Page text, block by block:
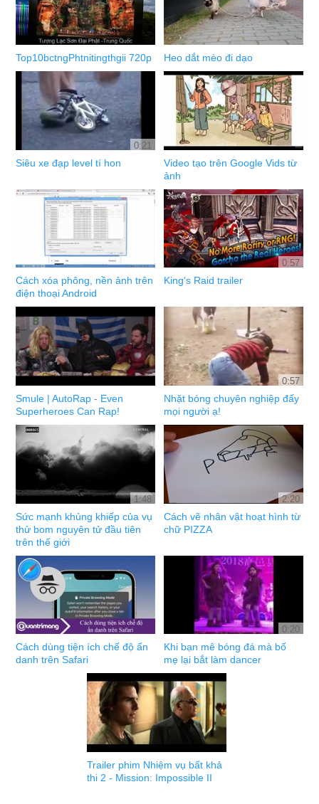
Top10bctngPhtnitingthgii 720p Heo dắt mèo đi dạo
0:21
Siêu xe đạp level tí hon
Video tạo trên Google Vids từ
ảnh
Cách xóa phông, nền ảnh trên
điện thoại Android
0:57
King's Raid trailer
Smule | AutoRap - Even
Superheroes Can Rap!
0:57
Nhặt bóng chuyên nghiệp đấy
mọi người ạ!
1:48
Sức mạnh khủng khiếp của vụ
thử bom nguyên tử đầu tiên
trên thế giới
2:20
Cách vẽ nhân vật hoạt hình từ
chữ PIZZA
Cách dùng tiện ích chế độ ẩn
danh trên Safari
0:20
Khi bạn mê bóng đá mà bố
mẹ lại bắt làm dancer
Trailer phim Nhiệm vụ bất khả
thi 2 - Mission: Impossible II